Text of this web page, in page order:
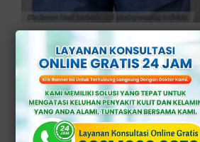
Kenapa Testis Sakit
Disertai Nyeri dan
Klinik Apollo – Ketahui,
sakit sebelah kanan